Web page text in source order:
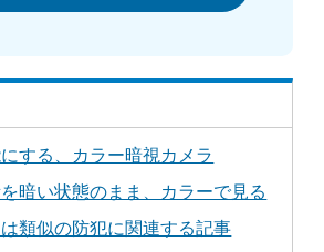
する、カラー暗視カメラ
暗い状態のまま、カラーで見る
類似の防犯に関連する記事